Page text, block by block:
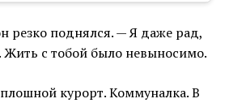
резко поднялся. — Я даже рад,
Жить с тобой было невыносимо.
курорт. Коммуналка. В